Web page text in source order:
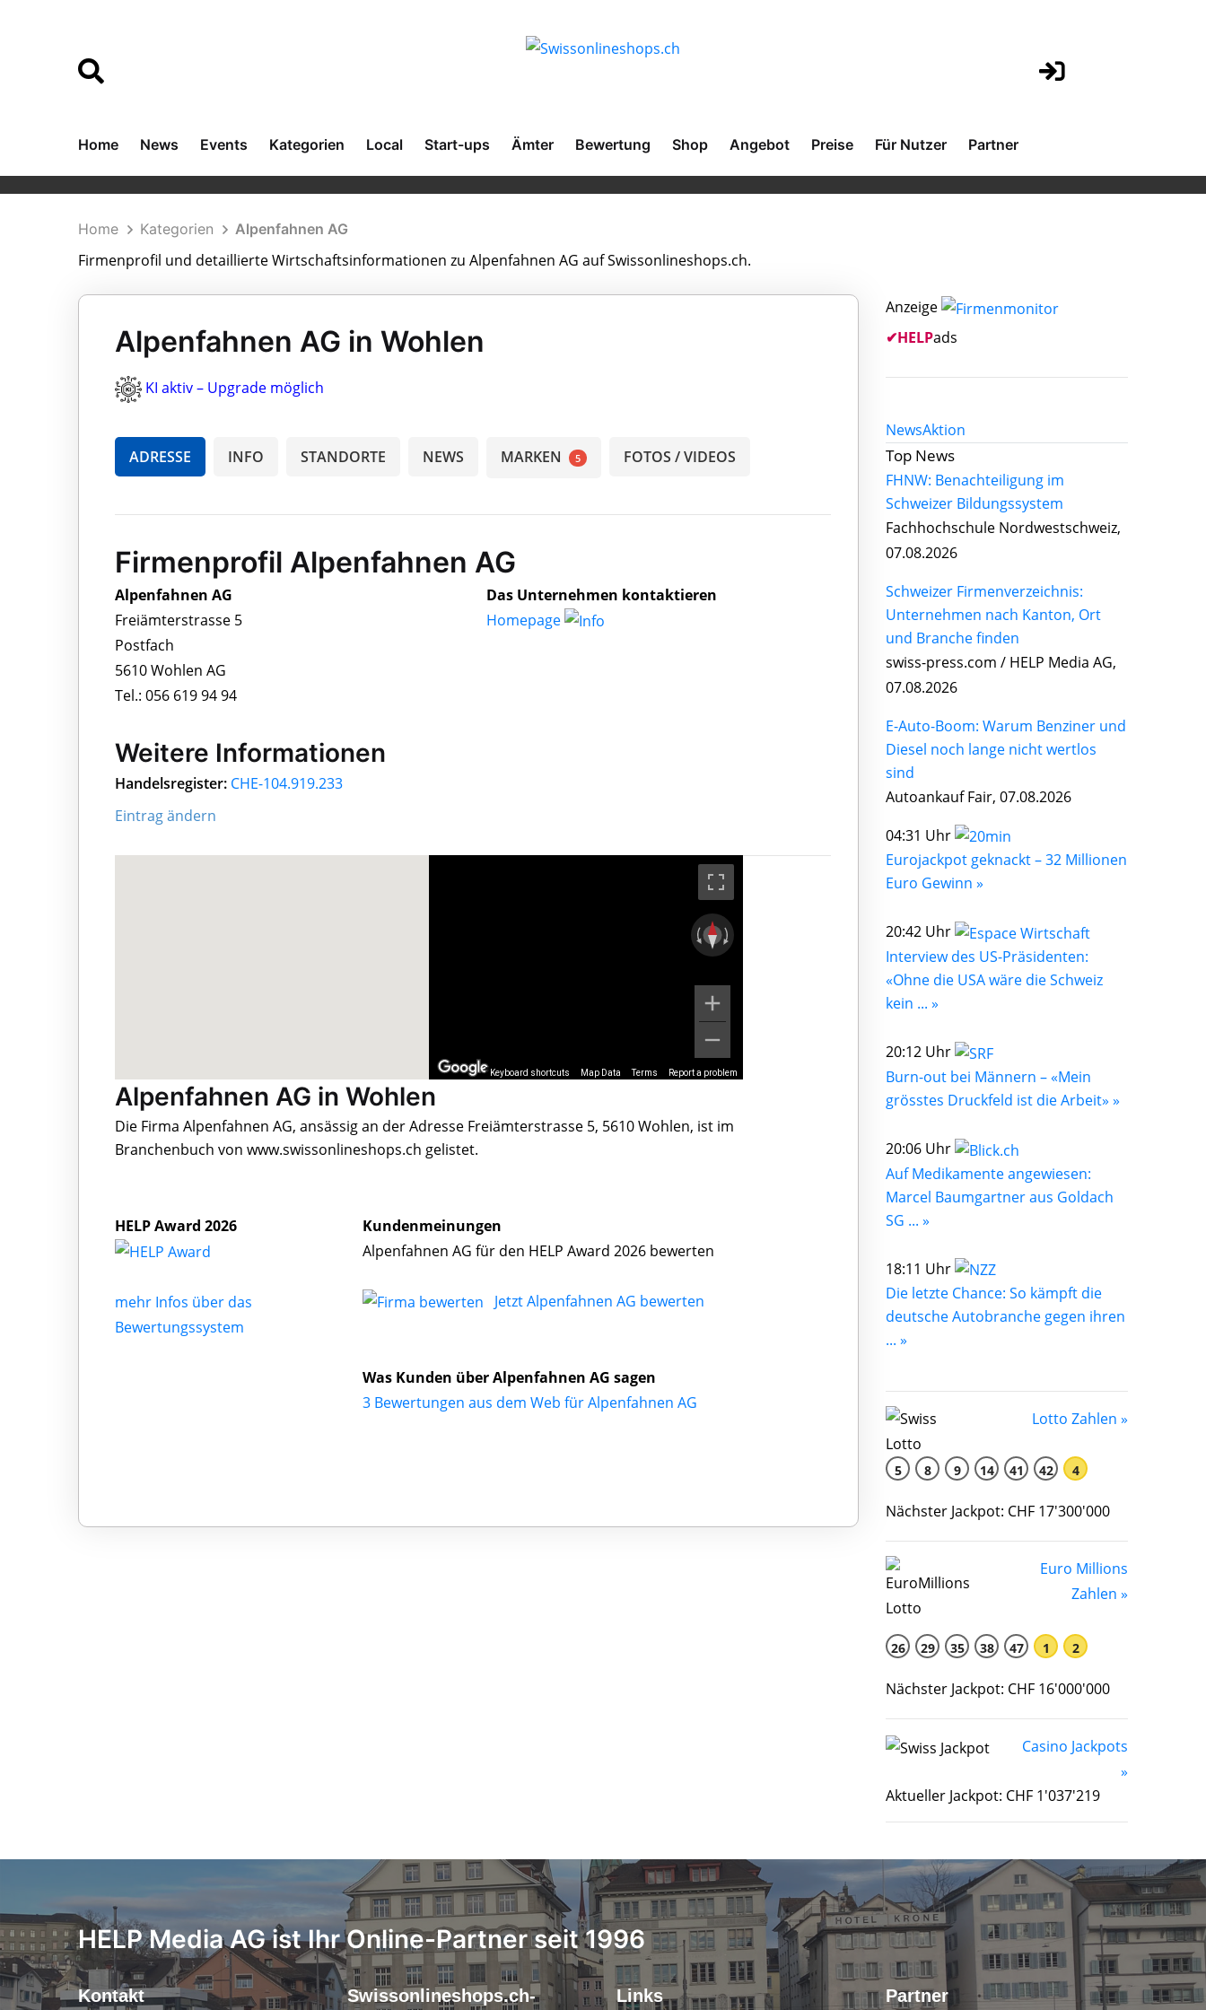
Home News Events Kategorien Local Start-ups Ämter Bewertung Shop Angebot Preise Für Nutzer Partner
Home Kategorien Alpenfahnen AG
Firmenprofil und detaillierte Wirtschaftsinformationen zu Alpenfahnen AG auf Swissonlineshops.ch.
Alpenfahnen AG in Wohlen
KI aktiv – Upgrade möglich
ADRESSE INFO STANDORTE NEWS MARKEN 5 FOTOS / VIDEOS
Firmenprofil Alpenfahnen AG
Alpenfahnen AG
Freiämterstrasse 5
Postfach
5610 Wohlen AG
Tel.: 056 619 94 94
Das Unternehmen kontaktieren
Homepage
Weitere Informationen
Handelsregister: CHE-104.919.233
Eintrag ändern
Keyboard shortcuts Map Data Terms Report a problem
Alpenfahnen AG in Wohlen
Die Firma Alpenfahnen AG, ansässig an der Adresse Freiämterstrasse 5, 5610 Wohlen, ist im
Branchenbuch von www.swissonlineshops.ch gelistet.
HELP Award 2026
mehr Infos über das
Bewertungssystem
Kundenmeinungen
Alpenfahnen AG für den HELP Award 2026 bewerten
Jetzt Alpenfahnen AG bewerten
Was Kunden über Alpenfahnen AG sagen
3 Bewertungen aus dem Web für Alpenfahnen AG
Anzeige
✔HELPads
NewsAktion
Top News
FHNW: Benachteiligung im
Schweizer Bildungssystem
Fachhochschule Nordwestschweiz,
07.08.2026
Schweizer Firmenverzeichnis:
Unternehmen nach Kanton, Ort
und Branche finden
swiss-press.com / HELP Media AG,
07.08.2026
E-Auto-Boom: Warum Benziner und
Diesel noch lange nicht wertlos
sind
Autoankauf Fair, 07.08.2026
04:31 Uhr
Eurojackpot geknackt – 32 Millionen
Euro Gewinn »
20:42 Uhr
Interview des US-Präsidenten:
«Ohne die USA wäre die Schweiz
kein ... »
20:12 Uhr
Burn-out bei Männern – «Mein
grösstes Druckfeld ist die Arbeit» »
20:06 Uhr
Auf Medikamente angewiesen:
Marcel Baumgartner aus Goldach
SG ... »
18:11 Uhr
Die letzte Chance: So kämpft die
deutsche Autobranche gegen ihren
... »
Lotto Zahlen »
5 8 9 14 41 42 4
Nächster Jackpot: CHF 17'300'000
Euro Millions
Zahlen »
26 29 35 38 47 1 2
Nächster Jackpot: CHF 16'000'000
Casino Jackpots
»
Aktueller Jackpot: CHF 1'037'219
HELP Media AG ist Ihr Online-Partner seit 1996
Kontakt Swissonlineshops.ch- Links Partner